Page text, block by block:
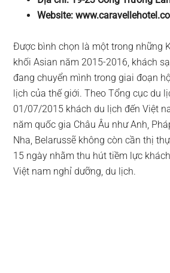
Website:
Được bình chọn là một trong những
khối Asian năm 2015-2016, khách
đang chuyển mình trong giai đoạn
lịch của thế giới. Theo Tổng cục du
01/07/2015 khách du lịch đến Việt
năm quốc gia Châu Âu như Anh,
Nha, Belarussẽ không còn cần thị
15 ngày nhằm thu hút tiềm lực
Việt nam nghỉ dưỡng, du lịch.